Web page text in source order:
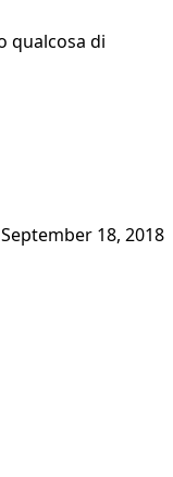
qualcosa di
September 18, 2018